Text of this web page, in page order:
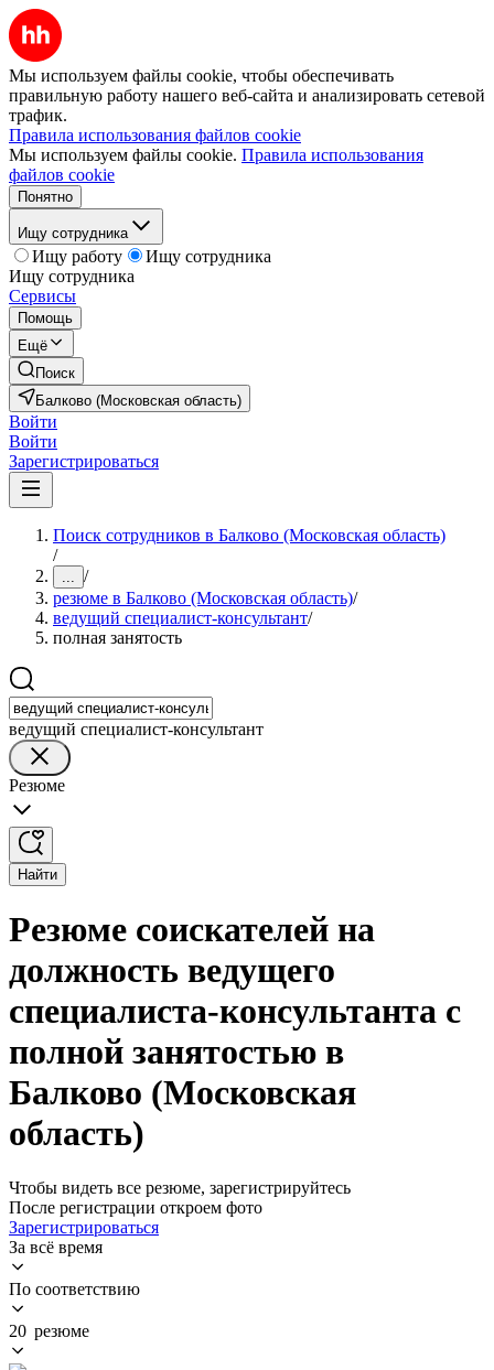
Мы используем файлы cookie, чтобы обеспечивать
правильную работу нашего веб-сайта и анализировать сетевой
трафик.
Правила использования файлов cookie
Мы используем файлы cookie. Правила использования
файлов cookie
Понятно
Ищу сотрудника
Ищу работу
Ищу сотрудника
Ищу сотрудника
Сервисы
Помощь
Ещё
Поиск
Балково (Московская область)
Войти
Войти
Зарегистрироваться
Поиск сотрудников в Балково (Московская область)
/
... /
резюме в Балково (Московская область)/
ведущий специалист-консультант/
полная занятость
ведущий специалист-консультант
Резюме
Найти
Резюме соискателей на
должность ведущего
специалиста-консультанта с
полной занятостью в
Балково (Московская
область)
Чтобы видеть все резюме, зарегистрируйтесь
После регистрации откроем фото
Зарегистрироваться
За всё время
По соответствию
20 резюме